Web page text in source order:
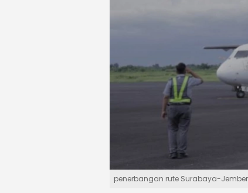
penerbangan rute Surabaya-Jember